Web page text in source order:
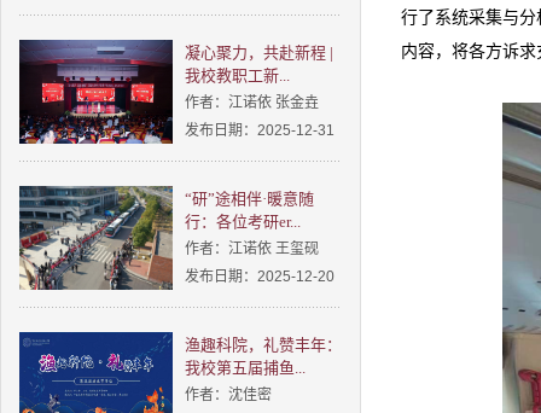
凝心聚力，共赴新程 |
我校教职工新...
作者：江诺依 张金垚
发布日期：2025-12-31
“研”途相伴·暖意随
行：各位考研er...
作者：江诺依 王玺砚
发布日期：2025-12-20
渔趣科院，礼赞丰年：
我校第五届捕鱼...
作者：沈佳密
行了系统采集与
内容，将各方诉